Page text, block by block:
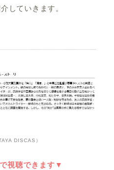
していきます。
DISCAS）
視聴できます▼